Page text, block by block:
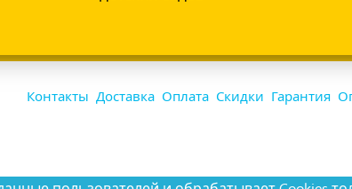
Контакты Доставка Оплата Скидки Гарантия